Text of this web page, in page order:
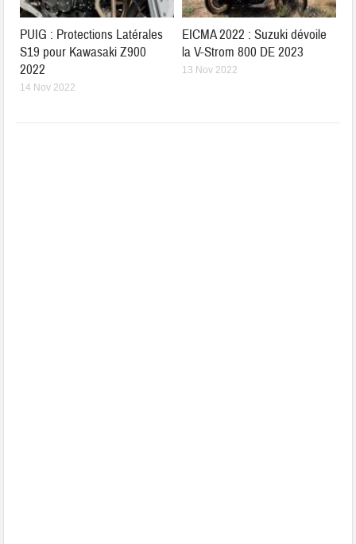
PUIG : Protections Latérales
S19 pour Kawasaki Z900
2022
14 Nov 2022
EICMA 2022 : Suzuki dévoile
la V-Strom 800 DE 2023
13 Nov 2022